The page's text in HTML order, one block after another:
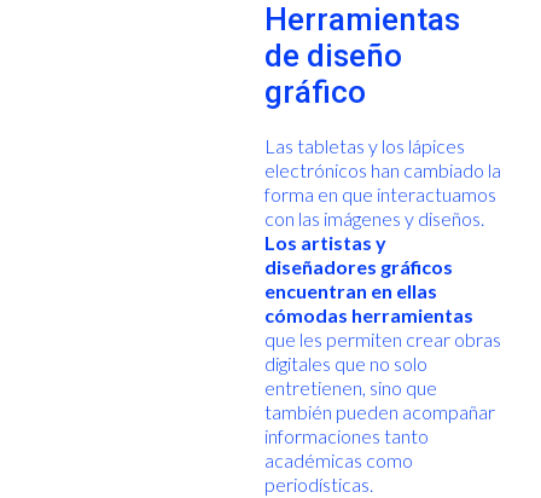
Herramientas
de diseño
gráfico
Las tabletas y los lápices
electrónicos han cambiado la
forma en que interactuamos
con las imágenes y diseños.
Los artistas y
diseñadores gráficos
encuentran en ellas
cómodas herramientas
que les permiten crear obras
digitales que no solo
entretienen, sino que
también pueden acompañar
informaciones tanto
académicas como
periodísticas.